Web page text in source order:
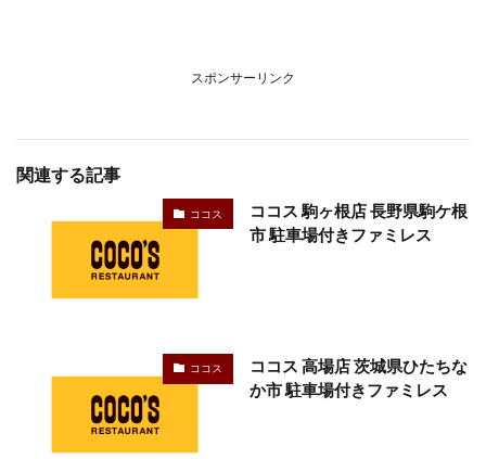
スポンサーリンク
関連する記事
ココス
ココス 駒ヶ根店 長野県駒ケ根
市 駐車場付きファミレス
ココス
ココス 高場店 茨城県ひたちな
か市 駐車場付きファミレス